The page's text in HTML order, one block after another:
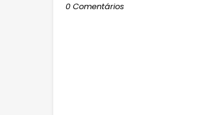
0 Comentários